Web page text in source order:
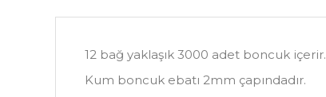
12 bağ yaklaşık 3000 adet boncuk içerir.
Kum boncuk ebatı 2mm çapındadır.